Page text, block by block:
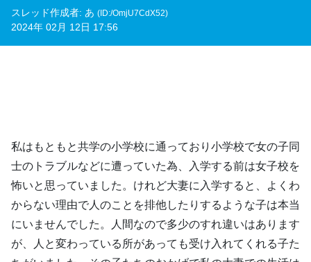
スレッド作成者: あ (ID:/OmjU7CdX52)
2024年 02月 12日 17:56
私はもともと共学の小学校に通っており小学校で女の子同
士のトラブルなどに遭っていた為、入学する前は女子校を
怖いと思っていました。けれど大妻に入学すると、よくわ
からない理由で人のことを排他したりするような子は本当
にいませんでした。人間なので多少のすれ違いはあります
が、人と変わっている所があっても受け入れてくれる子た